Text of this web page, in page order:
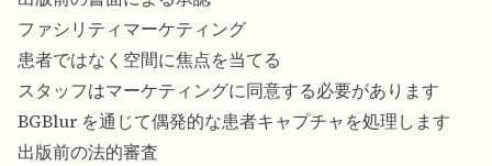
ファシリティマーケティング
患者ではなく空間に焦点を当てる
スタッフはマーケティングに同意する必要があります
BGBlur を通じて偶発的な患者キャプチャを処理します
出版前の法的審査